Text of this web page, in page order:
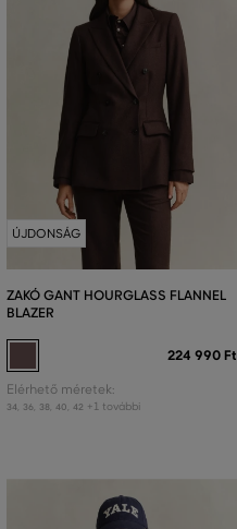
ÚJDONSÁG
ZAKÓ GANT HOURGLASS FLANNEL
BLAZER
224 990 Ft
Elérhető méretek:
34 36 38 40 42 +1 további